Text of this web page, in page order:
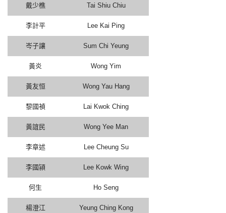
戴少樵 Tai Shiu Chiu
李計平 Lee Kai Ping
岑子讓 Sum Chi Yeung
黃炎 Wong Yim
黃友恒 Wong Yau Hang
黎國禎 Lai Kwok Ching
黃誼民 Wong Yee Man
李章述 Lee Cheung Su
李國潁 Lee Kowk Wing
何生 Ho Seng
楊澄江 Yeung Ching Kong